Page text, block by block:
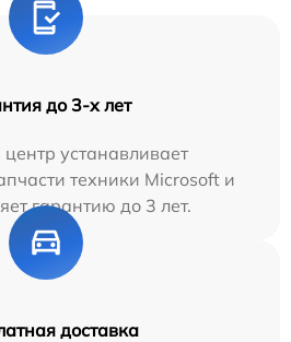
до 3-х лет
устанавливает
техники Microsoft и
гарантию до 3 лет.
доставка